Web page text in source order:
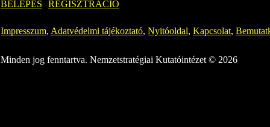
BELÉPÉS REGISZTRÁCIÓ
Impresszum, Adatvédelmi tájékoztató, Nyitóoldal, Kapcsolat,
Minden jog fenntartva. Nemzetstratégiai Kutatóintézet © 2026